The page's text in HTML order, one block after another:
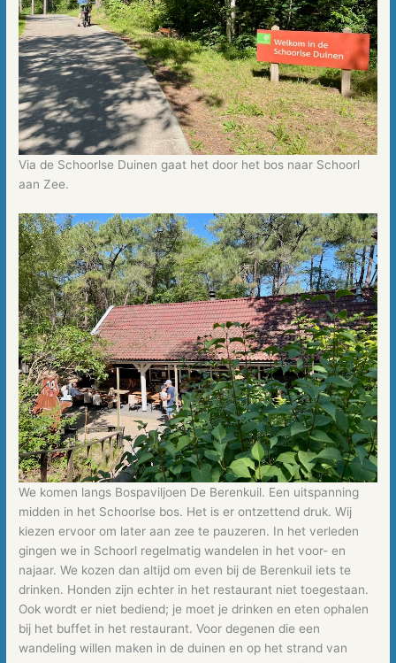
Via de Schoorlse Duinen gaat het door het bos naar Schoorl
aan Zee.
We komen langs Bospaviljoen De Berenkuil. Een uitspanning
midden in het Schoorlse bos. Het is er ontzettend druk. Wij
kiezen ervoor om later aan zee te pauzeren. In het verleden
gingen we in Schoorl regelmatig wandelen in het voor- en
najaar. We kozen dan altijd om even bij de Berenkuil iets te
drinken. Honden zijn echter in het restaurant niet toegestaan.
Ook wordt er niet bediend; je moet je drinken en eten ophalen
bij het buffet in het restaurant. Voor degenen die een
wandeling willen maken in de duinen en op het strand van